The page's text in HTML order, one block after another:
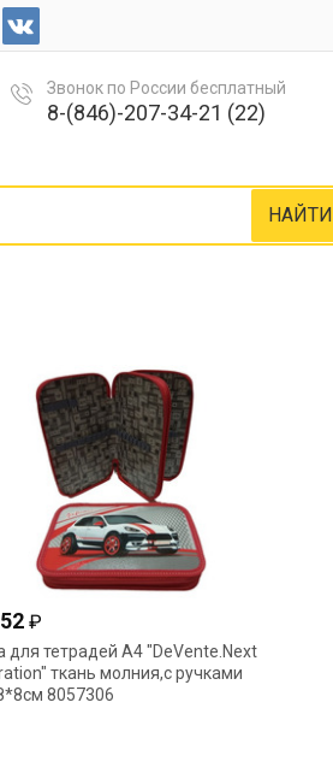
Звонок по России бесплатный
8-(846)-207-34-21 (22)
НАЙТИ
₽
для тетрадей А4 "DeVente.Next
ткань молния,с ручками
8057306